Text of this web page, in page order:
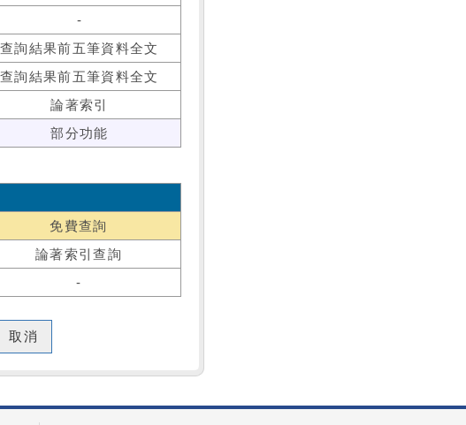
-
查詢結果前五筆資料全文
查詢結果前五筆資料全文
論著索引
部分功能
免費查詢
論著索引查詢
-
取消